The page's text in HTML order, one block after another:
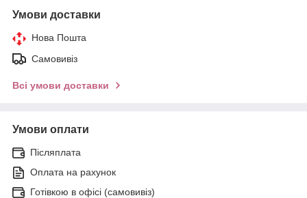
Умови доставки
Нова Пошта
Самовивіз
Всі умови доставки
Умови оплати
Післяплата
Оплата на рахунок
Готівкою в офісі (самовивіз)